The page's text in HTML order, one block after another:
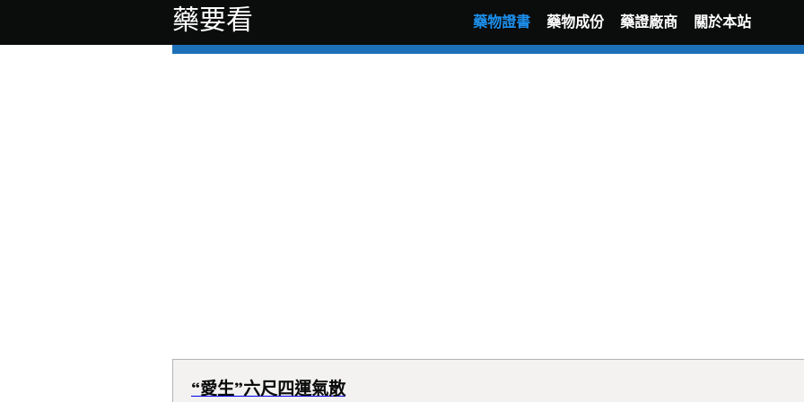
藥要看 藥物證書 藥物成份 藥證廠商 關於本站
“愛生”六尺四運氣散